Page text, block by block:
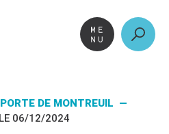
DE MONTREUIL —
06/12/2024